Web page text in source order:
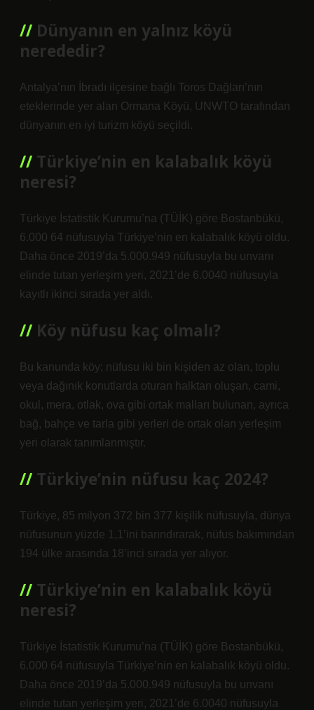
Dünyanın en yalnız köyü
nerededir?
Antalya’nın İbradı ilçesine bağlı Toros Dağları’nın
eteklerinde yer alan Ormana Köyü, UNWTO tarafından
dünyanın en iyi turizm köyü seçildi.
Türkiye’nin en kalabalık köyü
neresi?
Türkiye İstatistik Kurumu’na (TÜİK) göre Bostanbükü,
6.000 64 nüfusuyla Türkiye’nin en kalabalık köyü oldu.
Daha önce 2019’da 5.000.949 nüfusuyla bu unvanı
elinde tutan yerleşim yeri, 2021’de 6.0040 nüfusuyla
kayıtlı ikinci sırada yer aldı.
Köy nüfusu kaç olmalı?
Bu kanunda köy; nüfusu iki bin kişiden az olan, toplu
veya dağınık konutlarda oturan halktan oluşan, cami,
okul, mera, otlak, ova gibi ortak malları bulunan, ayrıca
bağ, bahçe ve tarla gibi yerleri de ortak olan yerleşim
yeri olarak tanımlanmıştır.
Türkiye’nin nüfusu kaç 2024?
Türkiye, 85 milyon 372 bin 377 kişilik nüfusuyla, dünya
nüfusunun yüzde 1,1’ini barındırarak, nüfus bakımından
194 ülke arasında 18’inci sırada yer alıyor.
Türkiye’nin en kalabalık köyü
neresi?
Türkiye İstatistik Kurumu’na (TÜİK) göre Bostanbükü,
6.000 64 nüfusuyla Türkiye’nin en kalabalık köyü oldu.
Daha önce 2019’da 5.000.949 nüfusuyla bu unvanı
elinde tutan yerleşim yeri, 2021’de 6.0040 nüfusuyla